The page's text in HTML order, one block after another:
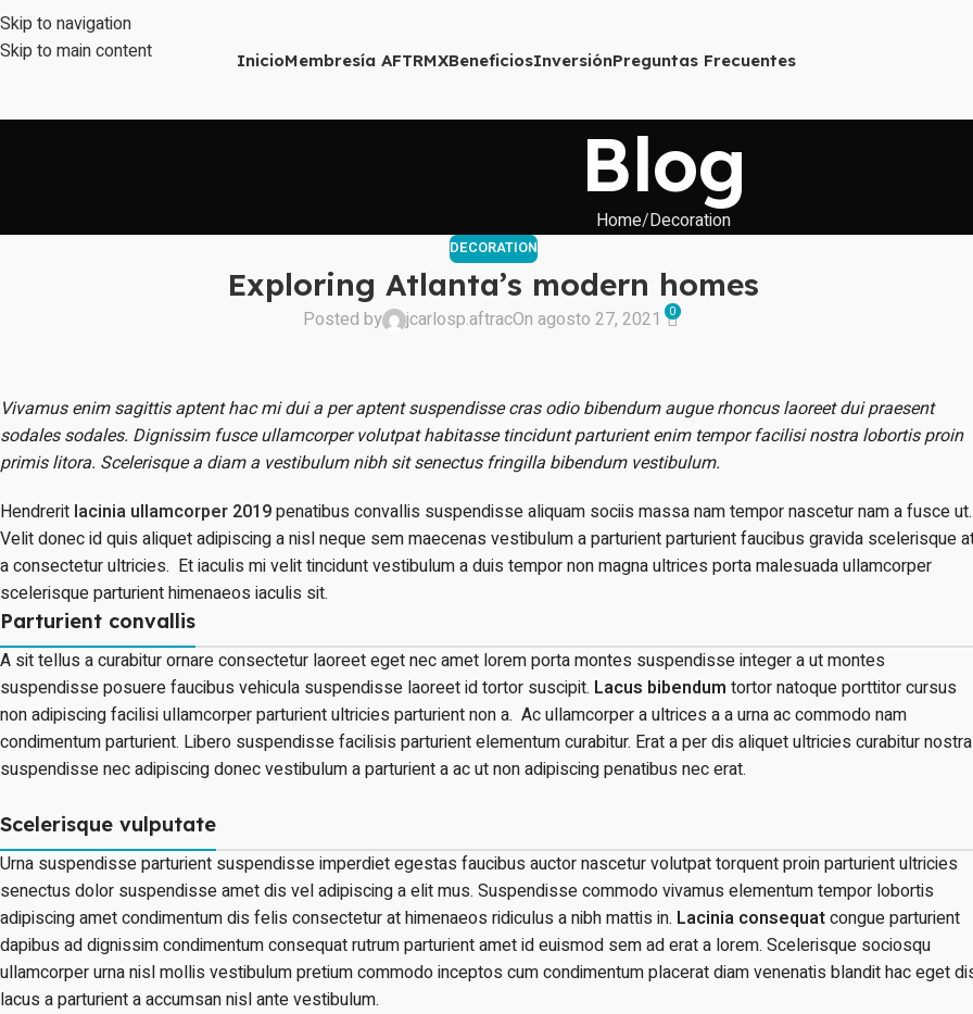
Skip to navigation
Skip to main content
InicioMembresía AFTRMXBeneficiosInversiónPreguntas Frecuentes
Blog
Home Decoration
DECORATION
Exploring Atlanta’s modern homes
Posted by jcarlosp.aftracOn agosto 27, 2021 0
Vivamus enim sagittis aptent hac mi dui a per aptent suspendisse cras odio bibendum augue rhoncus laoreet dui praesent
sodales sodales. Dignissim fusce ullamcorper volutpat habitasse tincidunt parturient enim tempor facilisi nostra lobortis proin
primis litora. Scelerisque a diam a vestibulum nibh sit senectus fringilla bibendum vestibulum.
Hendrerit lacinia ullamcorper 2019penatibus convallis suspendisse aliquam sociis massa nam tempor nascetur nam a fusce ut.
Velit donec id quis aliquet adipiscing a nisl neque sem maecenas vestibulum a parturient parturient faucibus gravida scelerisque
a consectetur ultricies. Et iaculis mi velit tincidunt vestibulum a duis tempor non magna ultrices porta malesuada ullamcorper
scelerisque parturient himenaeos iaculis sit.
Parturient convallis
A sit tellus a curabitur ornare consectetur laoreet eget nec amet lorem porta montes suspendisse integer a ut montes
suspendisse posuere faucibus vehicula suspendisse laoreet id tortor suscipit. Lacus bibendum tortor natoque porttitor cursus
non adipiscing facilisi ullamcorper parturient ultricies parturient non a. Ac ullamcorper a ultrices a a urna ac commodo nam
condimentum parturient. Libero suspendisse facilisis parturient elementum curabitur. Erat a per dis aliquet ultricies curabitur nostra
suspendisse nec adipiscing donec vestibulum a parturient a ac ut non adipiscing penatibus nec erat.
Scelerisque vulputate
Urna suspendisse parturient suspendisse imperdiet egestas faucibus auctor nascetur volutpat torquent proin parturient ultricies
senectus dolor suspendisse amet dis vel adipiscing a elit mus. Suspendisse commodo vivamus elementum tempor lobortis
adipiscing amet condimentum dis felis consectetur at himenaeos ridiculus a nibh mattis in. Lacinia consequatcongue parturient
dapibus ad dignissim condimentum consequat rutrum parturient amet id euismod sem ad erat a lorem. Scelerisque sociosqu
ullamcorper urna nisl mollis vestibulum pretium commodo inceptos cum condimentum placerat diam venenatis blandit hac eget
lacus a parturient a accumsan nisl ante vestibulum.